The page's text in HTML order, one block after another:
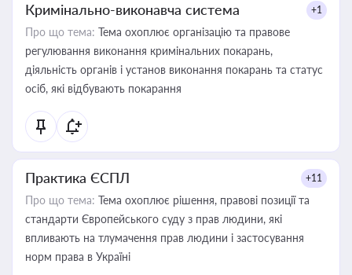
Кримінально-виконавча система +1
Про що тема: Тема охоплює організацію та правове
регулювання виконання кримінальних покарань,
діяльність органів і установ виконання покарань та статус
осіб, які відбувають покарання
Практика ЄСПЛ +11
Про що тема: Тема охоплює рішення, правові позиції та
стандарти Європейського суду з прав людини, які
впливають на тлумачення прав людини і застосування
норм права в Україні